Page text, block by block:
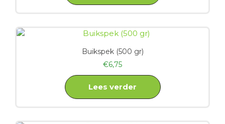
Buikspek (500 gr)
€6,75
Lees verder